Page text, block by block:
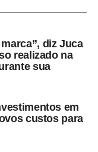
empenho diário
qualificadas e de
e a
referência
cirurgias eletivas
mais acesso
usuários do
diz Juca
realizado na
sua
em
custos para